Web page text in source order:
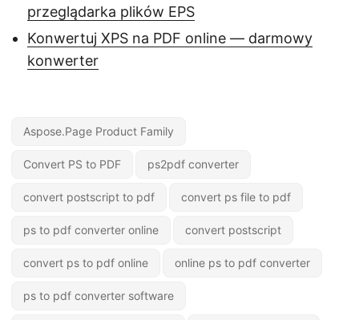
przeglądarka plików EPS
Konwertuj XPS na PDF online — darmowy
konwerter
Aspose.Page Product Family
Convert PS to PDF ps2pdf converter
convert postscript to pdf convert ps file to pdf
ps to pdf converter online convert postscript
convert ps to pdf online online ps to pdf converter
ps to pdf converter software